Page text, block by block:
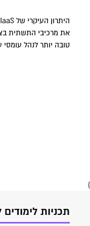
את מרכיבי התשתית
טובה יותר לנהל עומסי
}
תכניות